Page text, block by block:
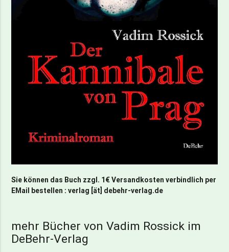
Sie können das Buch zzgl. 1€ Versandkosten verbindlich per
EMail bestellen : verlag [ät] debehr-verlag.de
mehr Bücher von Vadim Rossick im
DeBehr-Verlag